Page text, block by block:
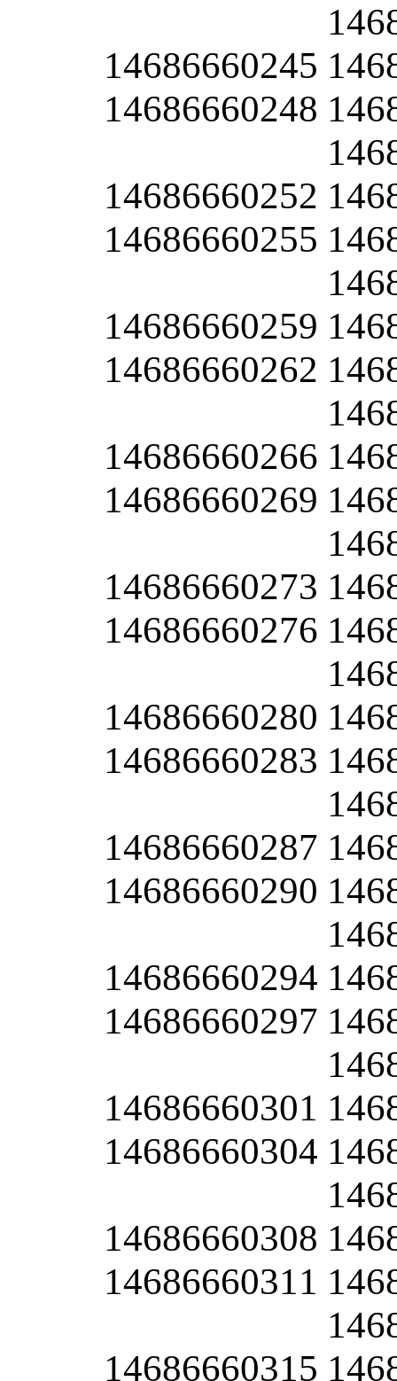
14686660245
14686660248
14686660252
14686660255
14686660259
14686660262
14686660266
14686660269
14686660273
14686660276
14686660280
14686660283
14686660287
14686660290
14686660294
14686660297
14686660301
14686660304
14686660308
14686660311
14686660315